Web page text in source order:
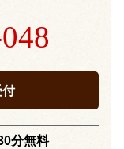
付
分無料